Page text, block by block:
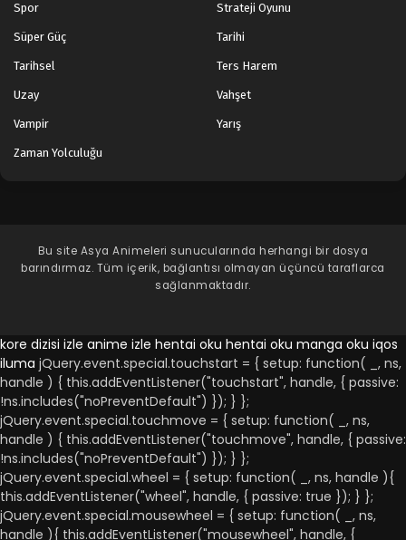
Spor Strateji Oyunu
Süper Güç Tarihi
Tarihsel Ters Harem
Uzay Vahşet
Vampir Yarış
Zaman Yolculuğu
Bu site Asya Animeleri sunucularında herhangi bir dosya
barındırmaz. Tüm içerik, bağlantısı olmayan üçüncü taraflarca
sağlanmaktadır.
kore dizisi izle anime izle hentai oku hentai oku manga oku iqos
iluma jQuery.event.special.touchstart = { setup: function( _, ns,
handle ) { this.addEventListener("touchstart", handle, { passive:
!ns.includes("noPreventDefault") }); } };
jQuery.event.special.touchmove = { setup: function( _, ns,
handle ) { this.addEventListener("touchmove", handle, { passive:
!ns.includes("noPreventDefault") }); } };
jQuery.event.special.wheel = { setup: function( _, ns, handle ){
this.addEventListener("wheel", handle, { passive: true }); } };
jQuery.event.special.mousewheel = { setup: function( _, ns,
handle ){ this.addEventListener("mousewheel", handle, {